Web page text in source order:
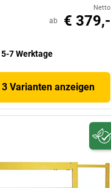
Netto
ab € 379,-
5-7 Werktage
3 Varianten anzeigen